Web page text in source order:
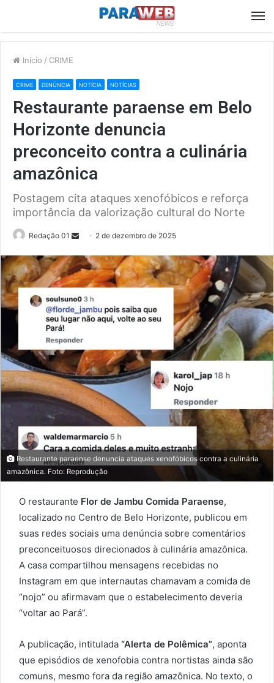
Início / CRIME
CRIME DENÚNCIA NOTÍCIA NOTÍCIAS
Restaurante paraense em Belo
Horizonte denuncia
preconceito contra a culinária
amazônica
Postagem cita ataques xenofóbicos e reforça
importância da valorização cultural do Norte
Redação 01
Send
email
2 de dezembro de 2025
Restaurante paraense denuncia ataques xenofóbicos contra a culinária
amazônica. Foto: Reprodução
O restaurante Flor de Jambu Comida Paraense,
localizado no Centro de Belo Horizonte, publicou em
suas redes sociais uma denúncia sobre comentários
preconceituosos direcionados à culinária amazônica.
A casa compartilhou mensagens recebidas no
Instagram em que internautas chamavam a comida de
“nojo” ou afirmavam que o estabelecimento deveria
“voltar ao Pará”.
A publicação, intitulada “Alerta de Polêmica”, aponta
que episódios de xenofobia contra nortistas ainda são
comuns, mesmo fora da região amazônica. No texto, o